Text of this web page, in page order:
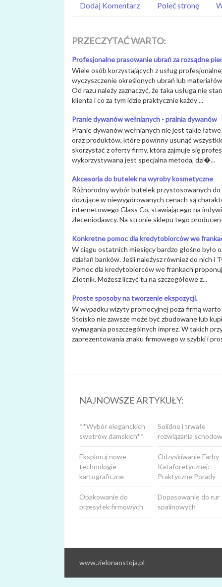
Dodaj Komentarz Poleć stronę
PRZECZYTAĆ WARTO:
Profesjonalne prasowanie ubrań za rozsądne
Wiele osób korzystających z usług
wyczyszczenie określonych ubrań lub
Od razu należy zaznaczyć, że taka usługa nie
klienta i co za tym idzie praktycznie każdy ...
Pranie dywanów wełnianych - pralnia dywanów
Pranie dywanów wełnianych nie jest takie
oraz produktów, które powinny usunąć
skorzystać z oferty firmy, która zajmuje się
wykorzystywana jest specjalna metoda, dzi�...
Akcesoria do butelek na wyroby kosmetyczne
Różnorodny wybór butelek przystosowanych
dozujące w niewygórowanych cenach są
internetowego Glass Co, stawiającego na
zleceniodawcy. Na stronie sklepu tego
Konkretne pomoc dla kredytobiorców we
W ciągu ostatnich miesięcy bardzo głośno
działań banków. Jeśli należysz również do nich i
Pomoc dla kredytobiorców we frankach
Złotnik. Możesz liczyć tu na szczegółowe z...
Proste sposoby na tworzenie ekspozycji.
W wypadku wizyty promocyjnej poza firmą
Stoisko nie zawsze może być zbudowane lub
wymagania poszczególnych imprez. W takich
zaprezentowania znaku firmowego w szybki i
NAJNOWSZE ARTYKUŁY:
Solidne i trwałe
rozwiązania
**Wybór eleganckich
swetrów damskich**
Odzyskiwanie Farby
Kataforetycznej:
Praktyczne Porady
Eksploruj nowe
technologie
kartograficzne
Dopasowanie do rur
spalinowych
Opakowanie do
przesyłek firmowych
www.zielonaostoja.pl